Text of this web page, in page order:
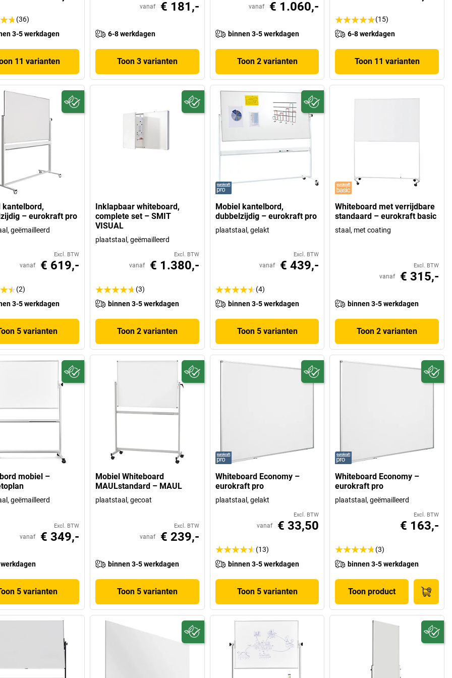
(36)
3-5 werkdagen
11 varianten
vanaf € 181,-
6-8 werkdagen
Toon 3 varianten
vanaf € 1.060,-
binnen 3-5 werkdagen
Toon 2 varianten
(15)
6-8 werkdagen
Toon 11 varianten
kantelbord,
– eurokraft pro
geëmailleerd
Excl. BTW
vanaf € 619,-
(2)
3-5 werkdagen
5 varianten
Inklapbaar whiteboard,
complete set – SMIT
VISUAL
plaatstaal, geëmailleerd
Excl. BTW
vanaf € 1.380,-
(3)
binnen 3-5 werkdagen
Toon 2 varianten
Mobiel kantelbord,
dubbelzijdig – eurokraft pro
plaatstaal, gelakt
Excl. BTW
vanaf € 439,-
(4)
binnen 3-5 werkdagen
Toon 5 varianten
Whiteboard met verrijdbare
standaard – eurokraft basic
staal, met coating
Excl. BTW
vanaf € 315,-
binnen 3-5 werkdagen
Toon 2 varianten
mobiel –
geëmailleerd
Excl. BTW
vanaf € 349,-
5 varianten
Mobiel Whiteboard
MAULstandard – MAUL
plaatstaal, gecoat
Excl. BTW
vanaf € 239,-
binnen 3-5 werkdagen
Toon 5 varianten
Whiteboard Economy –
eurokraft pro
plaatstaal, gelakt
Excl. BTW
vanaf € 33,50
(13)
binnen 3-5 werkdagen
Toon 5 varianten
Whiteboard Economy –
eurokraft pro
plaatstaal, geëmailleerd
Excl. BTW
€ 163,-
(3)
binnen 3-5 werkdagen
Toon product